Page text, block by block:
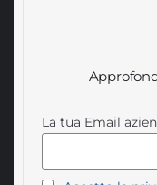
La tua Email